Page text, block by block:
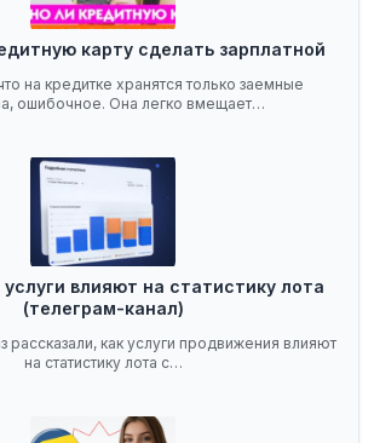
карту сделать зарплатной
на кредитке хранятся только заемные
ошибочное. Она легко вмещает…
влияют на статистику лота
(телеграм-канал)
как услуги продвижения влияют
на статистику лота с…